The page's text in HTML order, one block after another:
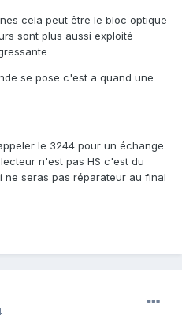
cela peut être le bloc optique
sont plus aussi exploité
se pose c'est a quand une
le 3244 pour un échange
n'est pas HS c'est du
seras pas réparateur au final